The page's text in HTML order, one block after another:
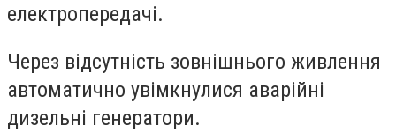
електропередачі.
Через відсутність зовнішнього живлення
автоматично увімкнулися аварійні
дизельні генератори.